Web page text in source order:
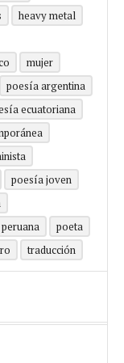
heavy metal
mujer
poesía argentina
ecuatoriana
poesía joven
poeta
traducción